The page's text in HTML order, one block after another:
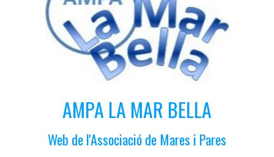
AMPA LA MAR BELLA
Web de l'Associació de Mares i Pares